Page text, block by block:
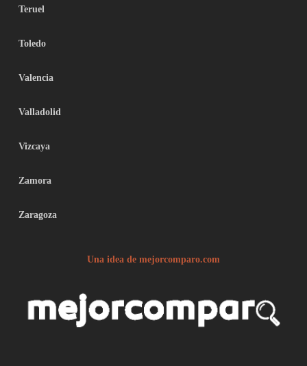
Teruel
Toledo
Valencia
Valladolid
Vizcaya
Zamora
Zaragoza
Una idea de mejorcomparo.com